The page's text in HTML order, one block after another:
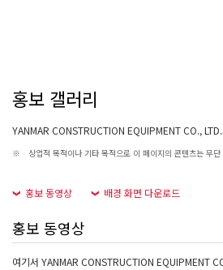
홍보 갤러리
YANMAR CONSTRUCTION EQUIPMENT CO.,
※ 상업적 목적이나 기타 목적으로 이 페이지의 콘텐츠는 무
홍보 동영상 배경 화면 다운로드
홍보 동영상
여기서 YANMAR CONSTRUCTION EQUIPMENT